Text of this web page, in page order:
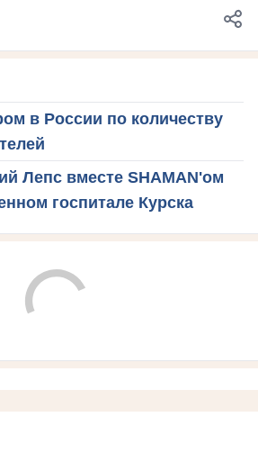
в России по количеству
Лепс вместе SHAMAN'ом
госпитале Курска